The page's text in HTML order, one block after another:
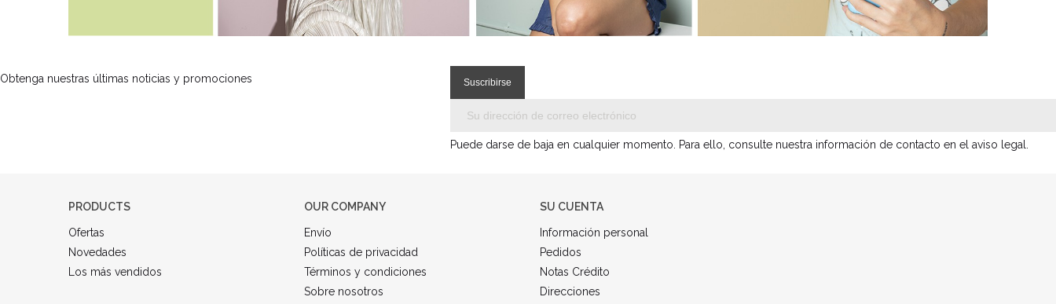
Obtenga nuestras últimas noticias y promociones
Puede darse de baja en cualquier momento. Para ello, consulte nuestra información de contacto en el aviso legal.
PRODUCTS
Ofertas
Novedades
Los más vendidos
OUR COMPANY
Envío
Políticas de privacidad
Términos y condiciones
Sobre nosotros
SU CUENTA
Información personal
Pedidos
Notas Crédito
Direcciones